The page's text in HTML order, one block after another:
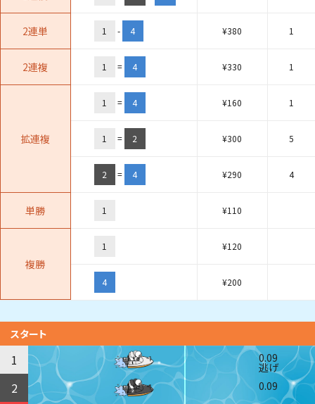
2連単 1 - 4 ¥380 1
2連複 1 = 4 ¥330 1
拡連複
1 = 4 ¥160 1
1 = 2 ¥300 5
2 = 4 ¥290 4
単勝 1 ¥110
複勝
1 ¥120
4 ¥200
スタート
1 0.09
逃げ
2 0.09